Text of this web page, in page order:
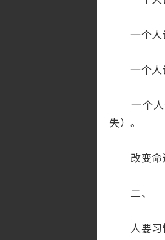
一个人说
一个人说
一个人说
失）。
改变命运
二、
人要习惯